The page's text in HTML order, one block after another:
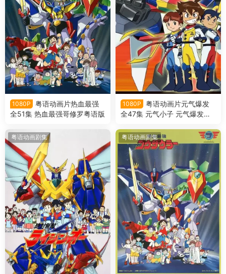
1080P
粤语动画片热血最强
全51集 热血最强哥修罗粤语版
1080P
粤语动画片元气爆发
全47集 元气小子 元气爆发伏
粤语动画剧集 粤语动画剧集